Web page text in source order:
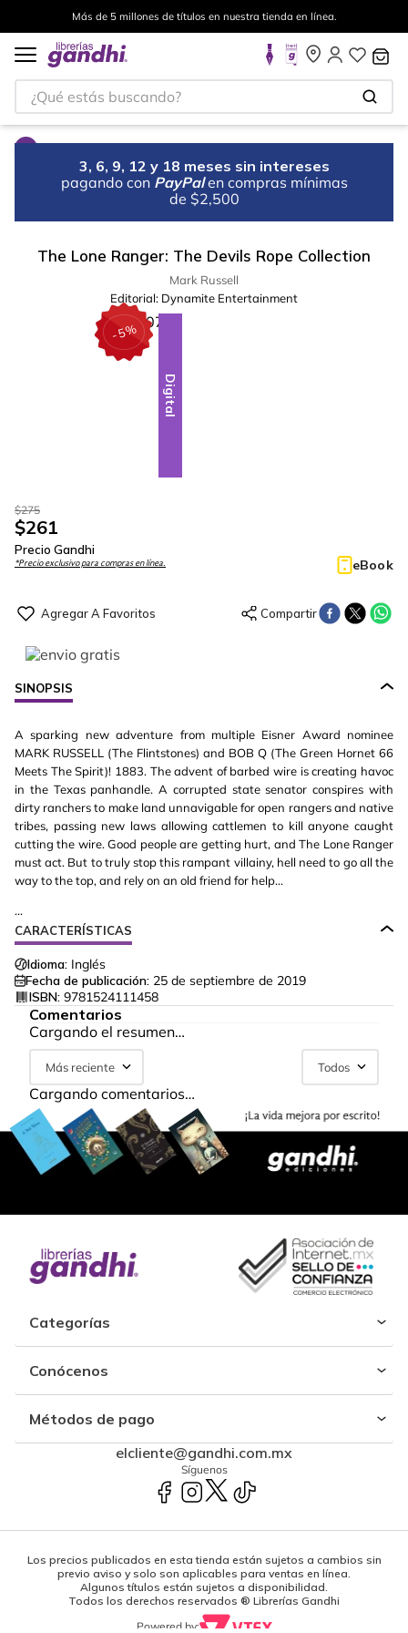
Más de 5 millones de títulos en nuestra tienda en línea.
¿Qué estás buscando?
3, 6, 9, 12 y 18 meses sin intereses
pagando con PayPal en compras mínimas
de $2,500
The Lone Ranger: The Devils Rope Collection
Mark Russell
Editorial: Dynamite Entertainment
-5%
Digital
$275
$261
Precio Gandhi
*Precio exclusivo para compras en línea. eBook
SINOPSIS
A sparking new adventure from multiple Eisner Award nominee
MARK RUSSELL (The Flintstones) and BOB Q (The Green Hornet 66
Meets The Spirit)! 1883. The advent of barbed wire is creating havoc
in the Texas panhandle. A corrupted state senator conspires with
dirty ranchers to make land unnavigable for open rangers and native
tribes, passing new laws allowing cattlemen to kill anyone caught
cutting the wire. Good people are getting hurt, and The Lone Ranger
must act. But to truly stop this rampant villainy, hell need to go all the
way to the top, and rely on an old friend for help...
...
CARACTERÍSTICAS
Idioma: Inglés
Fecha de publicación: 25 de septiembre de 2019
ISBN: 9781524111458
Comentarios
Cargando el resumen…
Más reciente Todos
Cargando comentarios…
Categorías
Conócenos
Métodos de pago
elcliente@gandhi.com.mx
Síguenos
Los precios publicados en esta tienda están sujetos a cambios sin
previo aviso y solo son aplicables para ventas en línea.
Algunos títulos están sujetos a disponibilidad.
Todos los derechos reservados ® Librerías Gandhi
Powered by: